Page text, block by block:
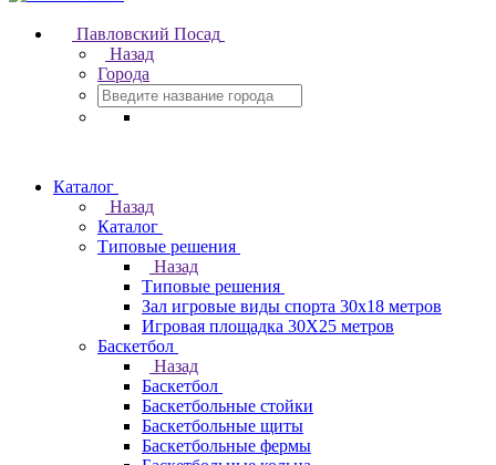
Павловский Посад
Назад
Города
Каталог
Назад
Каталог
Типовые решения
Назад
Типовые решения
Зал игровые виды спорта 30x18 метров
Игровая площадка 30Х25 метров
Баскетбол
Назад
Баскетбол
Баскетбольные стойки
Баскетбольные щиты
Баскетбольные фермы